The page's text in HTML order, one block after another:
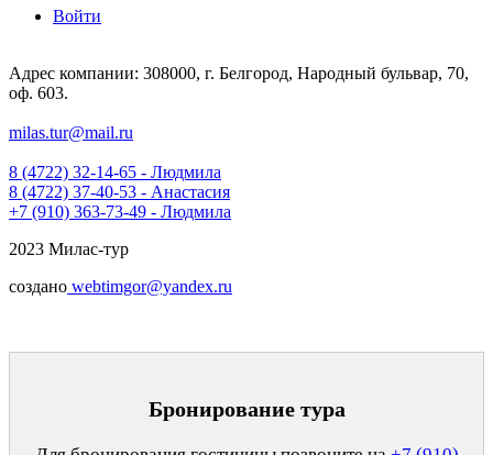
Войти
Адрес компании: 308000, г. Белгород, Народный бульвар, 70,
оф. 603.
milas.tur@mail.ru
8 (4722) 32-14-65 - Людмила
8 (4722) 37-40-53 - Анастасия
+7 (910) 363-73-49 - Людмила
2023 Милас-тур
создано webtimgor@yandex.ru
Бронирование тура